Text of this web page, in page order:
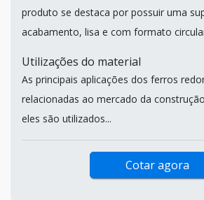
produto se destaca por possuir uma
acabamento, lisa e com formato
Utilizações do material
As principais aplicações dos ferros
relacionadas ao mercado da
eles são utilizados...
Cotar agora